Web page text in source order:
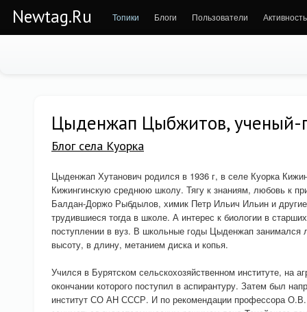
Newtag.Ru Топики Блоги Пользователи Активность
Цыденжап Цыбжитов, ученый-
Блог села Куорка
Цыденжап Хутанович родился в 1936 г, в селе Куорка
Кижингинскую среднюю школу. Тягу к знаниям, любовь к
Балдан-Доржо Рыбдылов, химик Петр Ильич Ильин и
трудившиеся тогда в школе. А интерес к биологии в
поступлении в вуз. В школьные годы Цыденжап занимался
высоту, в длину, метанием диска и копья.
Учился в Бурятском сельскохозяйственном институте, на
окончании которого поступил в аспирантуру. Затем был
институт СО АН СССР. И по рекомендации профессора